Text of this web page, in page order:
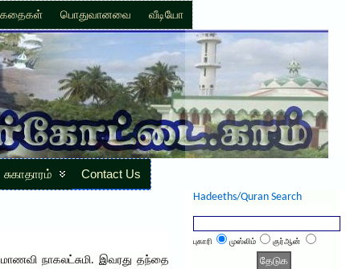
பொதுவானவை வீடியோ
சுகாதாரம் Contact Us
நாகலட்சுமி. இவரது தந்தை
Hadeeths/Quran Search
புகாரி முஸ்லிம் குர்ஆன்